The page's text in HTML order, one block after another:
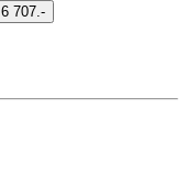
6 707.-